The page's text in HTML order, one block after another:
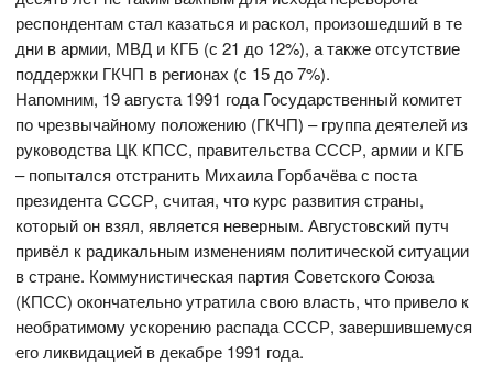
респондентам стал казаться и раскол, произошедший в те
дни в армии, МВД и КГБ (с 21 до 12%), а также отсутствие
поддержки ГКЧП в регионах (с 15 до 7%).
Напомним, 19 августа 1991 года Государственный комитет
по чрезвычайному положению (ГКЧП) – группа деятелей из
руководства ЦК КПСС, правительства СССР, армии и КГБ
– попытался отстранить Михаила Горбачёва с поста
президента СССР, считая, что курс развития страны,
который он взял, является неверным. Августовский путч
привёл к радикальным изменениям политической ситуации
в стране. Коммунистическая партия Советского Союза
(КПСС) окончательно утратила свою власть, что привело к
необратимому ускорению распада СССР, завершившемуся
его ликвидацией в декабре 1991 года.